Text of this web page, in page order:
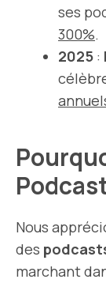
ses
300%.
2025 :
Nous
des
marchant